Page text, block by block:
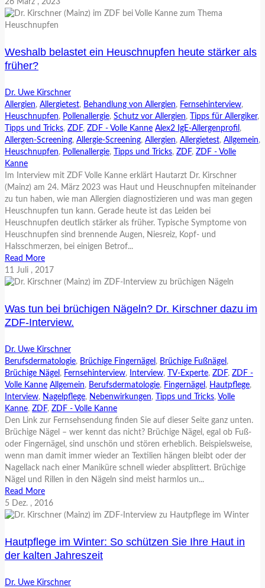
26 März , 2023
Weshalb belastet ein Heuschnupfen heute stärker als
früher?
Dr. Uwe Kirschner
Allergien, Allergietest, Behandlung von Allergien, Fernsehinterview,
Heuschnupfen, Pollenallergie, Schutz vor Allergien, Tipps für Allergiker,
Tipps und Tricks, ZDF, ZDF - Volle Kanne Alex2 IgE-Allergenprofil ,
Allergen-Screening, Allergie-Screening, Allergien, Allergietest, Allgemein,
Heuschnupfen, Pollenallergie, Tipps und Tricks, ZDF, ZDF - Volle
Kanne
Im Interview mit ZDF Volle Kanne erklärt Hautarzt Dr. Kirschner
(Mainz) am 24. März 2023 was Haut und Heuschnupfen miteinander
zu tun haben, wie man Allergien diagnostizieren und was man gegen
Heuschnupfen tun kann. Gerade heute ist das Leiden bei
Heuschnupfen deutlich stärker als früher. Typische Symptome von
Heuschnupfen sind brennende Augen, Niesreiz, Kopf- und
Halsschmerzen, bei einigen Betrof...
Read More
11 Juli , 2017
Was tun bei brüchigen Nägeln? Dr. Kirschner dazu im
ZDF-Interview.
Dr. Uwe Kirschner
Berufsdermatologie, Brüchige Fingernägel , Brüchige Fußnägel ,
Brüchige Nägel , Fernsehinterview, Interview, TV-Experte, ZDF, ZDF -
Volle Kanne Allgemein, Berufsdermatologie, Fingernägel , Hautpflege,
Interview, Nagelpflege, Nebenwirkungen, Tipps und Tricks, Volle
Kanne, ZDF, ZDF - Volle Kanne
Den Link zur Fernsehsendung finden Sie auf dieser Seite ganz unten.
Brüchige Nägel – wer kennt das nicht? Brüchige Nägel, egal ob Fuß-
oder Fingernägel, sind unschön und stören erheblich. Beispielsweise,
wenn man damit immer wieder an Textilien hängen bleibt oder der
Nagellack nach einer Maniküre schnell wieder absplittert. Brüchige
Nägel und Rillen in den Nägeln sind meist harmlos un...
Read More
5 Dez. , 2016
Hautpflege im Winter: So schützen Sie Ihre Haut in
der kalten Jahreszeit
Dr. Uwe Kirschner